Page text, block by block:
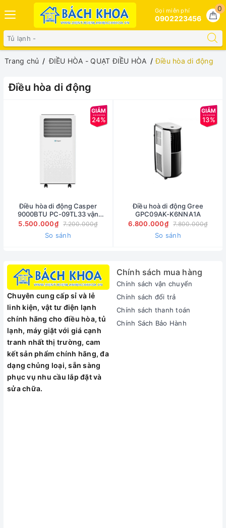
0
Gọi miễn phí
0902223456
Trang chủ ĐIỀU HÒA - QUẠT ĐIỀU HÒA Điều hòa di động
Điều hòa di động
24%
Điều hòa di động Casper
9000BTU PC-09TL33 vận
chuyển miễn phí trên địa bàn Hà
Nội
5.500.000₫ 7.200.000₫
So sánh
13%
Điều hoà di động Gree
GPC09AK-K6NNA1A
6.800.000₫
7.800.000₫
So sánh
Chuyên cung cấp sỉ và lẻ
linh kiện, vật tư điện lạnh
chính hãng cho điều hòa, tủ
lạnh, máy giặt với giá cạnh
tranh nhất thị trường, cam
kết sản phẩm chính hãng, đa
dạng chủng loại, sẵn sàng
phục vụ nhu cầu lắp đặt và
sửa chữa.
Chính sách mua hàng
Chính sách vận chuyển
Chính sách đổi trả
Chính sách thanh toán
Chính Sách Bảo Hành